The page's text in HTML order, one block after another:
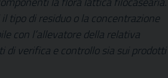
tipo di residuo o la concentrazione
con l’allevatore della relativa
di verifica e controllo sia sui prodotti